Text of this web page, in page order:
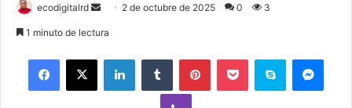
ecodigitalrd
Send 2 de octubre de 2025 0 3
1 minuto de lectura
Facebook
X LinkedInTumblr PinterestPocket Skype
Viber